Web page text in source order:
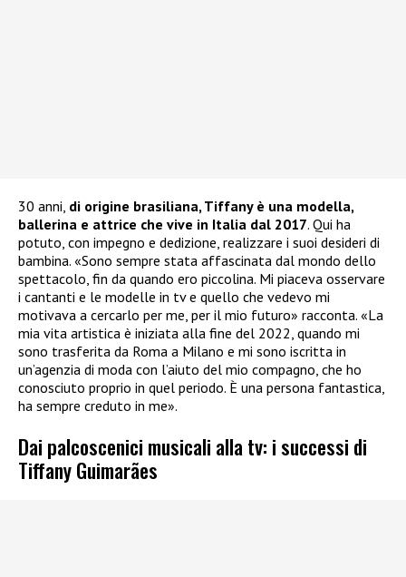
30 anni, di origine brasiliana, Tiffany è una modella,
ballerina e attrice che vive in Italia dal 2017. Qui ha
potuto, con impegno e dedizione, realizzare i suoi desideri di
bambina. «Sono sempre stata affascinata dal mondo dello
spettacolo, fin da quando ero piccolina. Mi piaceva osservare
i cantanti e le modelle in tv e quello che vedevo mi
motivava a cercarlo per me, per il mio futuro» racconta. «La
mia vita artistica è iniziata alla fine del 2022, quando mi
sono trasferita da Roma a Milano e mi sono iscritta in
un’agenzia di moda con l’aiuto del mio compagno, che ho
conosciuto proprio in quel periodo. È una persona fantastica,
ha sempre creduto in me».
Dai palcoscenici musicali alla tv: i successi di
Tiffany Guimarães